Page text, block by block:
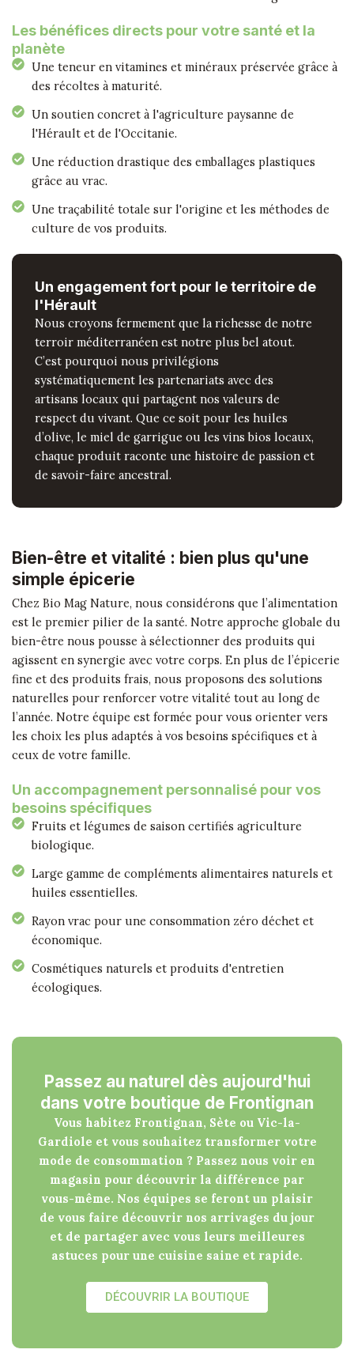
Les bénéfices directs pour votre santé et la
planète
Une teneur en vitamines et minéraux préservée grâce à
des récoltes à maturité.
Un soutien concret à l'agriculture paysanne de
l'Hérault et de l'Occitanie.
Une réduction drastique des emballages plastiques
grâce au vrac.
Une traçabilité totale sur l'origine et les méthodes de
culture de vos produits.
Un engagement fort pour le territoire de
l'Hérault
Nous croyons fermement que la richesse de notre
terroir méditerranéen est notre plus bel atout.
C’est pourquoi nous privilégions
systématiquement les partenariats avec des
artisans locaux qui partagent nos valeurs de
respect du vivant. Que ce soit pour les huiles
d’olive, le miel de garrigue ou les vins bios locaux,
chaque produit raconte une histoire de passion et
de savoir-faire ancestral.
Bien-être et vitalité : bien plus qu'une
simple épicerie
Chez Bio Mag Nature, nous considérons que l’alimentation
est le premier pilier de la santé. Notre approche globale du
bien-être nous pousse à sélectionner des produits qui
agissent en synergie avec votre corps. En plus de l’épicerie
fine et des produits frais, nous proposons des solutions
naturelles pour renforcer votre vitalité tout au long de
l’année. Notre équipe est formée pour vous orienter vers
les choix les plus adaptés à vos besoins spécifiques et à
ceux de votre famille.
Un accompagnement personnalisé pour vos
besoins spécifiques
Fruits et légumes de saison certifiés agriculture
biologique.
Large gamme de compléments alimentaires naturels et
huiles essentielles.
Rayon vrac pour une consommation zéro déchet et
économique.
Cosmétiques naturels et produits d'entretien
écologiques.
Passez au naturel dès aujourd'hui
dans votre boutique de Frontignan
Vous habitez Frontignan, Sète ou Vic-la-
Gardiole et vous souhaitez transformer votre
mode de consommation ? Passez nous voir en
magasin pour découvrir la différence par
vous-même. Nos équipes se feront un plaisir
de vous faire découvrir nos arrivages du jour
et de partager avec vous leurs meilleures
astuces pour une cuisine saine et rapide.
DÉCOUVRIR LA BOUTIQUE